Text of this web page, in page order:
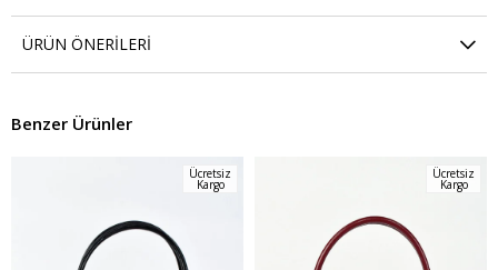
ÜRÜN ÖNERILERI
Benzer Ürünler
Ücretsiz
Kargo
Ücretsiz
Kargo